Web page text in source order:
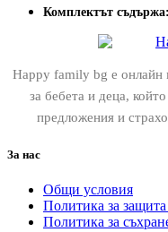
Комплектът съдържа:
Happy family bg е онлайн
за бебета и деца,
предложения и
За нас
Общи условия
Политика за
Политика за